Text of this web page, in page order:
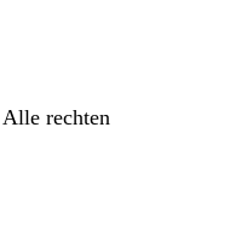
rechten